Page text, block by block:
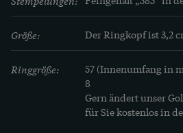
Größe: Der Ringkopf ist 3,2
Ringgröße:
57 (Innenumfang in
8
Gern ändert unser
für Sie kostenlos in